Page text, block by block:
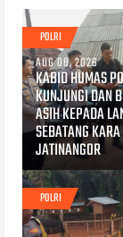
POLRI
AUG 08, 2026
KABID HUMAS
KUNJUNGI DAN
ASIH KEPADA
SEBATANG
JATINANGOR
POLRI